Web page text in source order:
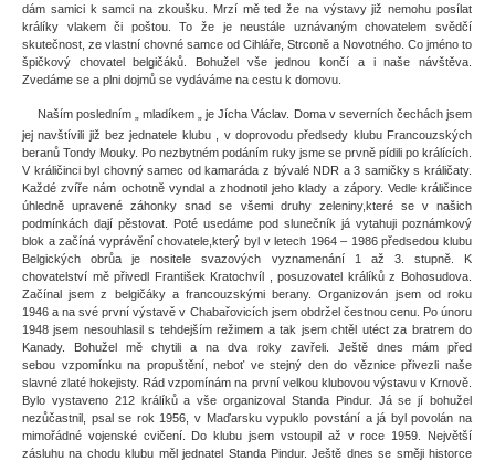
dám samici k samci na zkoušku. Mrzí mě ted že na výstavy již nemohu posílat
králíky vlakem či poštou. To že je neustále uznávaným chovatelem svědčí
skutečnost, ze vlastní chovné samce od Cihláře, Strconě a Novotného. Co jméno to
špičkový chovatel belgičáků. Bohužel vše jednou končí a i naše návštěva.
Zvedáme se a plni dojmů se vydáváme na cestu k domovu.
Naším posledním „ mladíkem „ je Jícha Václav. Doma v severních čechách jsem
jej navštívili již bez jednatele klubu , v doprovodu předsedy klubu Francouzských
beranů Tondy Mouky. Po nezbytném podáním ruky jsme se prvně pídili po králících.
V králičinci byl chovný samec od kamaráda z bývalé NDR a 3 samičky s králičaty.
Každé zvíře nám ochotně vyndal a zhodnotil jeho klady a zápory. Vedle králičince
úhledně upravené záhonky snad se všemi druhy zeleniny,které se v našich
podmínkách dají pěstovat. Poté usedáme pod slunečník já vytahuji poznámkový
blok a začíná vyprávění chovatele,který byl v letech 1964 – 1986 předsedou klubu
Belgických obrůa je nositele svazových vyznamenání 1 až 3. stupně. K
chovatelství mě přivedl František Kratochvíl , posuzovatel králíků z Bohosudova.
Začínal jsem z belgičáky a francouzskými berany. Organizován jsem od roku
1946 a na své první výstavě v Chabařovicích jsem obdržel čestnou cenu. Po únoru
1948 jsem nesouhlasil s tehdejším režimem a tak jsem chtěl utéct za bratrem do
Kanady. Bohužel mě chytili a na dva roky zavřeli. Ještě dnes mám před
sebou vzpomínku na propuštění, neboť ve stejný den do věznice přivezli naše
slavné zlaté hokejisty. Rád vzpomínám na první velkou klubovou výstavu v Krnově.
Bylo vystaveno 212 králíků a vše organizoval Standa Pindur. Já se jí bohužel
nezůčastnil, psal se rok 1956, v Maďarsku vypuklo povstání a já byl povolán na
mimořádné vojenské cvičení. Do klubu jsem vstoupil až v roce 1959. Největší
zásluhu na chodu klubu měl jednatel Standa Pindur. Ještě dnes se směji historce